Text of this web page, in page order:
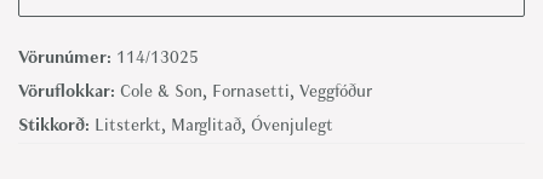
r
e
r
i
Vörunúmer: 114/13025
Vöruflokkar: Cole & Son, Fornasetti, Veggfóður
Stikkorð: Litsterkt, Marglitað, Óvenjulegt